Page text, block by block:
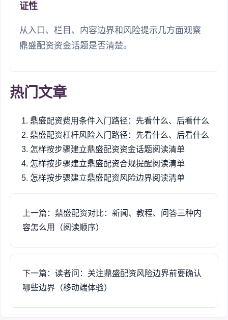
证性
从入口、栏目、内容边界和风险提示几方面观察
鼎盛配资资金话题是否清楚。
热门文章
鼎盛配资费用条件入门路径：先看什么、后看什么
鼎盛配资杠杆风险入门路径：先看什么、后看什么
怎样按步骤建立鼎盛配资资金话题阅读清单
怎样按步骤建立鼎盛配资合规提醒阅读清单
怎样按步骤建立鼎盛配资风险边界阅读清单
上一篇：鼎盛配资对比：新闻、教程、问答三种内
容怎么用（阅读顺序）
下一篇：读者问：关注鼎盛配资风险边界前要确认
哪些边界（移动端体验）